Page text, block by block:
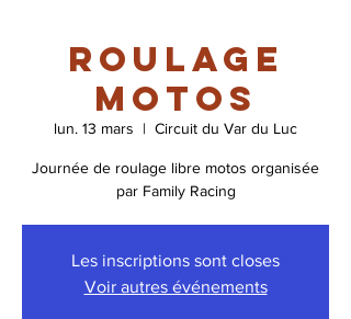
Roulage
motos
lun. 13 mars
  |
Circuit du Var du Luc
Journée de roulage libre motos organisée
par Family Racing
Les inscriptions sont closes
Voir autres événements